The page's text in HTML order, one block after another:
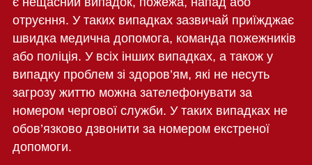
отруєння. У таких випадках зазвичай приїжджає
швидка медична допомога, команда пожежників
або поліція. У всіх інших випадках, а також у
випадку проблем зі здоров’ям, які не несуть
загрозу життю можна зателефонувати за
номером чергової служби. У таких випадках не
обов’язково дзвонити за номером екстреної
допомоги.